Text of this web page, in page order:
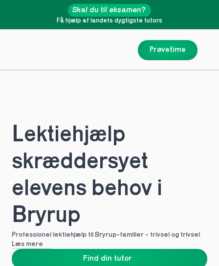
Prøvetime
Få hjælp af landets dygtigste tutors
Skal du til eksamen?
Lektiehjælp
skræddersyet
elevens behov i
Bryrup
Professionel lektiehjælp til Bryrup-familier - trivsel og trivsel
Læs mere
Find din tutor